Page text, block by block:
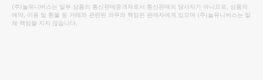
(주)놀유니버스는 일부 상품의 통신판매중개자로서 통신판매의 당사자가 아니므로, 상품의
예약, 이용 및 환불 등 거래와 관련된 의무와 책임은 판매자에게 있으며 (주)놀유니버스는 일
체 책임을 지지 않습니다.